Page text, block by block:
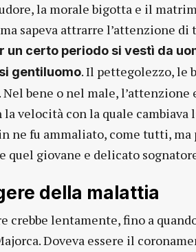
la morale bigotta e il
sapeva attrarre l’attenzione
un certo periodo si vestì da
gentiluomo. Il pettegolezzo, le
Nel bene o nel male,
la velocità con la quale
ne fu ammaliato, come tutti, ma
quel giovane e delicato
della malattia
crebbe lentamente, fino a
Doveva essere il